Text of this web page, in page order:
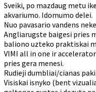
Sveiki, po mazdaug metu
akvariumo. Idomumo delei.
Nuo pavasario vandens
Angliarugste baigesi pries
baliono uzteko praktiskai
VIMI all in one ir
pries gera menesi.
Rudieji dumbliai/cianas
Visiskai isnyko (bent